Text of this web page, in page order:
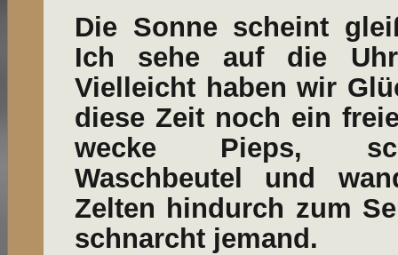
Die Sonne scheint
Ich sehe auf die
Vielleicht haben wir
diese Zeit noch ein
wecke Pieps,
Waschbeutel und
Zelten hindurch zum
schnarcht jemand.